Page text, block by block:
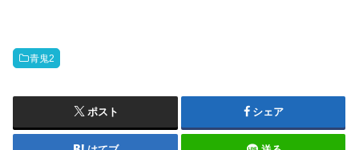
青鬼2
ポスト シェア